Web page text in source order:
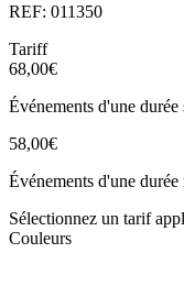
REF: 011350
Tariff
68,00€
Événements d'une
58,00€
Événements d'une
Sélectionnez un tarif
Couleurs